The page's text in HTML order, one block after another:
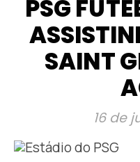
PSG
SAINT
16 de